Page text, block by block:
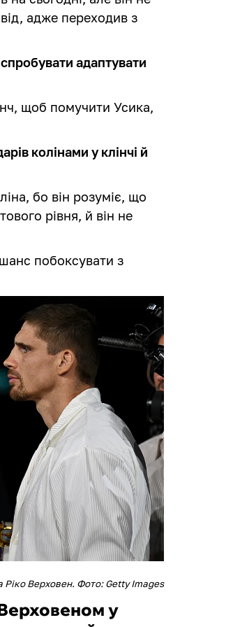
адже переходив з
адаптувати
щоб помучити Усика,
колінами у клінчі й
бо він розуміє, що
рівня, й він не
побоксувати з
Ріко Верховен. Фото: Getty Images
у